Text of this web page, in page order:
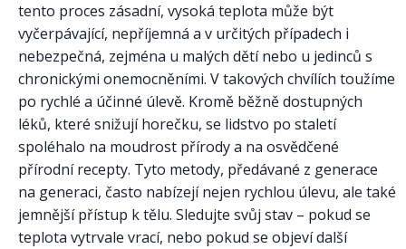
tento proces zásadní, vysoká teplota může být
vyčerpávající, nepříjemná a v určitých případech i
nebezpečná, zejména u malých dětí nebo u jedinců s
chronickými onemocněními. V takových chvílích toužíme
po rychlé a účinné úlevě. Kromě běžně dostupných
léků, které snižují horečku, se lidstvo po staletí
spoléhalo na moudrost přírody a na osvědčené
přírodní recepty. Tyto metody, předávané z generace
na generaci, často nabízejí nejen rychlou úlevu, ale také
jemnější přístup k tělu. Sledujte svůj stav – pokud se
teplota vytrvale vrací, nebo pokud se objeví další